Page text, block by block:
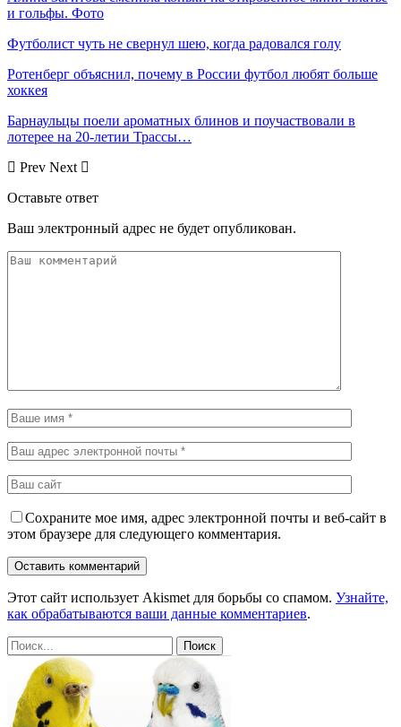
и гольфы. Фото
Футболист чуть не свернул шею, когда радовался голу
Ротенберг объяснил, почему в России футбол любят больше
хоккея
Барнаульцы поели ароматных блинов и поучаствовали в
лотерее на 20-летии Трассы…
Prev Next
Оставьте ответ
Ваш электронный адрес не будет опубликован.
Сохраните мое имя, адрес электронной почты и веб-сайт в
этом браузере для следующего комментария.
Этот сайт использует Akismet для борьбы со спамом. Узнайте,
как обрабатываются ваши данные комментариев.